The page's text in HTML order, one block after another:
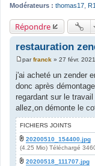
Modérateurs : thomas17
Répondre
restauration
M
e
s
s
g
e
parfranck » 27 févr.
j'ai acheté un zender
donc après
regardant sur le
allez,on démonte le
FICHIERS JOINTS
20200510_154400.jpg
(4.25 Mio) Téléchargé
20200518_111707.jpg